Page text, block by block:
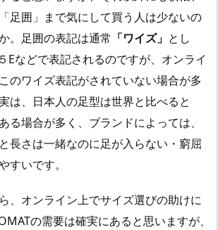
足囲」まで気にして買う人は少ないの
。足囲の表記は通常 「ワイズ」 とし
Eなどで表記されるのですが、オンライ
のワイズ表記がされていない場合が多
は、日本人の足型は世界と比べると
る場合が多く、ブランドによっては、
長さは一緒なのに足が入らない・窮屈
すいです。
、オンライン上でサイズ選びの助けに
の需要は確実にあると思いますが、